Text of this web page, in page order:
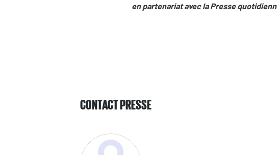
en partenariat avec la Presse
CONTACT PRESSE